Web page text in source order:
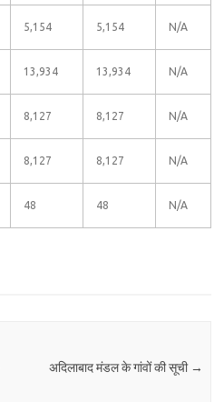
5,154 5,154 N/A
13,934 13,934 N/A
8,127 8,127 N/A
8,127 8,127 N/A
48 48 N/A
अदिलाबाद मंडल के गांवों की सूची →